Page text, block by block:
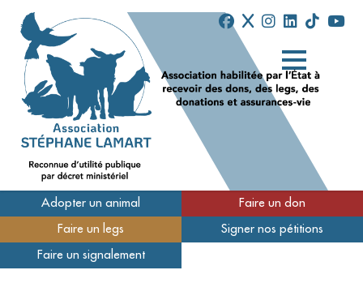
Qui sommes-nous
Nos refuges
Adopter un animal Faire un don
Faire un legs Signer nos pétitions
Faire un signalement